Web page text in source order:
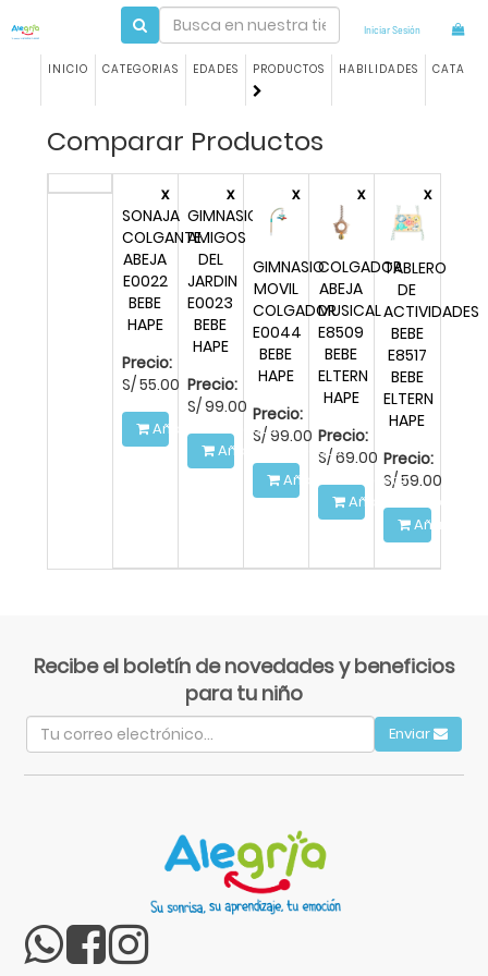
Iniciar Sesión
INICIO CATEGORIAS EDADES PRODUCTOS HABILIDADES
Comparar Productos
x
SONAJA
COLGANTE
ABEJA
E0022
BEBE
HAPE
Precio:
S/55.00
Añadir a la Cesta
x
GIMNASIO
AMIGOS
DEL
JARDIN
E0023
BEBE
HAPE
Precio:
S/99.00
Añadir a la Cesta
x
GIMNASIO
MOVIL
COLGADOR
E0044
BEBE
HAPE
Precio:
S/99.00
Añadir a la Cesta
x
COLGADOR
ABEJA
MUSICAL
E8509
BEBE
ELTERN
HAPE
Precio:
S/69.00
Añadir a la Cesta
x
TABLERO
DE
ACTIVIDADES
BEBE
E8517
BEBE
ELTERN
HAPE
Precio:
S/59.00
Añadir a
Recibe el boletín de novedades y beneficios
para tu niño
Enviar